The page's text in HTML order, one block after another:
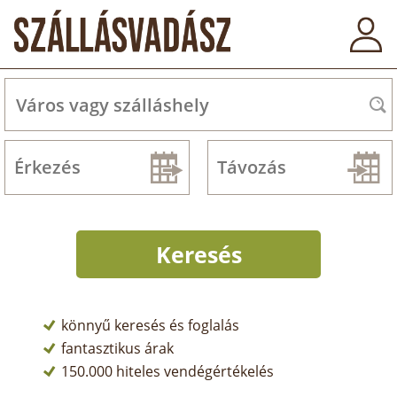
könnyű keresés és foglalás
fantasztikus árak
150.000 hiteles vendégértékelés